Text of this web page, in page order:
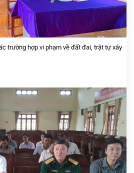
trường hợp vi phạm về đất đai, trật tự xây